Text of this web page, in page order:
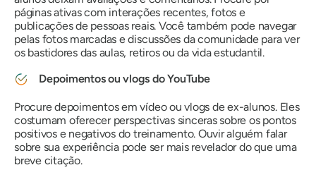
páginas ativas com interações recentes, fotos e
publicações de pessoas reais. Você também pode navegar
pelas fotos marcadas e discussões da comunidade para ver
os bastidores das aulas, retiros ou da vida estudantil.
Depoimentos ou vlogs do YouTube
Procure depoimentos em vídeo ou vlogs de ex-alunos. Eles
costumam oferecer perspectivas sinceras sobre os pontos
positivos e negativos do treinamento. Ouvir alguém falar
sobre sua experiência pode ser mais revelador do que uma
breve citação.